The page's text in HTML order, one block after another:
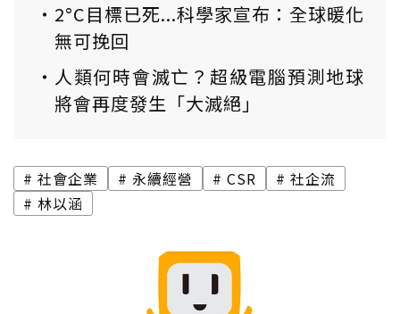
2°C目標已死...科學家宣布：全球暖化
無可挽回
人類何時會滅亡？超級電腦預測地球
將會再度發生「大滅絕」
社會企業 永續經營 CSR
社企流
林以涵